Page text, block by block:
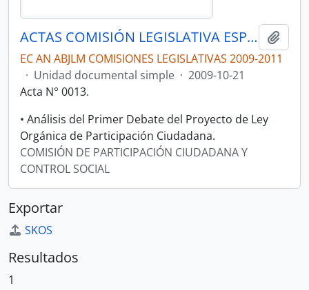
ACTAS COMISIÓN LEGISLATIVA ESPECIALIZADA DE PARTICIPACIÓN CIUDADANA Y CONTROL SOCIAL.
EC AN ABJLM COMISIONES LEGISLATIVAS 2009-2011
· Unidad documental simple · 2009-10-21
Acta N° 0013.
• Análisis del Primer Debate del Proyecto de Ley
Orgánica de Participación Ciudadana.
COMISIÓN DE PARTICIPACIÓN CIUDADANA Y
CONTROL SOCIAL
Exportar
SKOS
Resultados
1